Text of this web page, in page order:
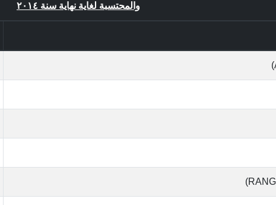
والمحتسبة لغاية نهاية سنة ٢٠١٤